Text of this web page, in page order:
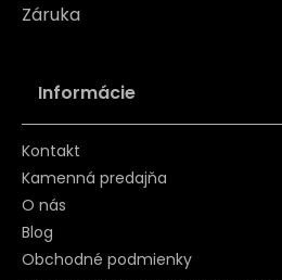
Záruka
Informácie
Kontakt
Kamenná predajňa
O nás
Blog
Obchodné podmienky